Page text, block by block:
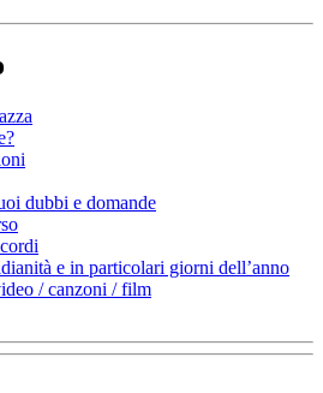
dubbi e domande
e in particolari giorni dell’anno
/ canzoni / film